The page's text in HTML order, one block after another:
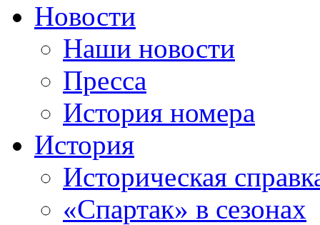
Новости
Наши новости
Пресса
История номера
История
Историческая
«Спартак» в сезонах